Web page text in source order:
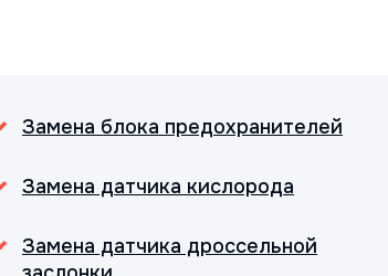
Замена блока предохранителей
Замена датчика кислорода
Замена датчика дроссельной